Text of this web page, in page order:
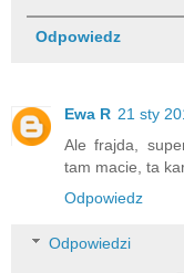
Odpowiedz
Ewa R 21 sty
Ale frajda,
tam macie, ta
Odpowiedz
Odpowiedzi